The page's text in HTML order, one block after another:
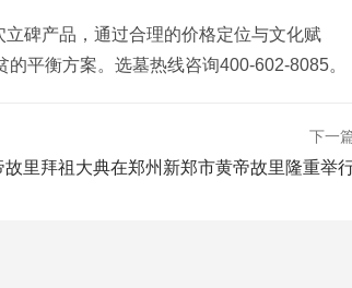
碑产品，通过合理的价格定位与文化赋
平衡方案。选墓热线咨询400-602-8085。
下一
故里拜祖大典在郑州新郑市黄帝故里隆重举